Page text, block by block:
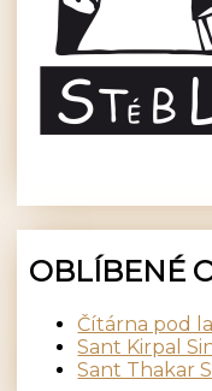
OBLÍBENÉ
Čítárna pod
Sant Kirpal
Sant Thakar